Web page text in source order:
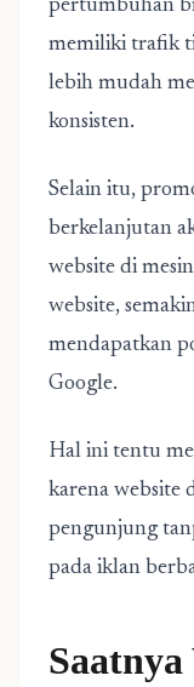
pertumbuhan
memiliki trafik
lebih mudah
konsisten.
Selain itu,
berkelanjutan
website di
website,
mendapatkan
Google.
Hal ini tentu
karena website
pengunjung
pada iklan
Saatnya